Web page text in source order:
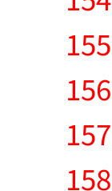
155
156
157
158